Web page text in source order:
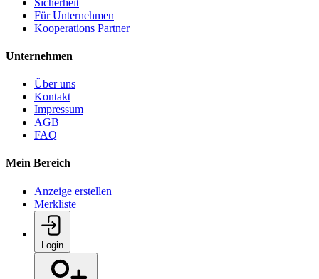
Für Unternehmen
Kooperations Partner
Unternehmen
Über uns
Kontakt
Impressum
AGB
FAQ
Mein Bereich
Anzeige erstellen
Merkliste
Login